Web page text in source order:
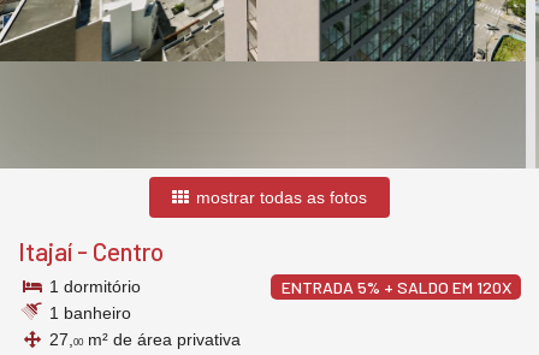
mostrar todas as fotos
Itajaí - Centro
ENTRADA 5% + SALDO EM 120X
1 dormitório
1 banheiro
27, 00 m² de área privativa